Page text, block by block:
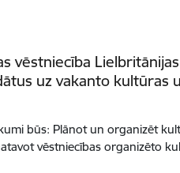
vēstniecība
uz vakanto kultūras
būs: Plānot un organizēt
vēstniecības organizēto